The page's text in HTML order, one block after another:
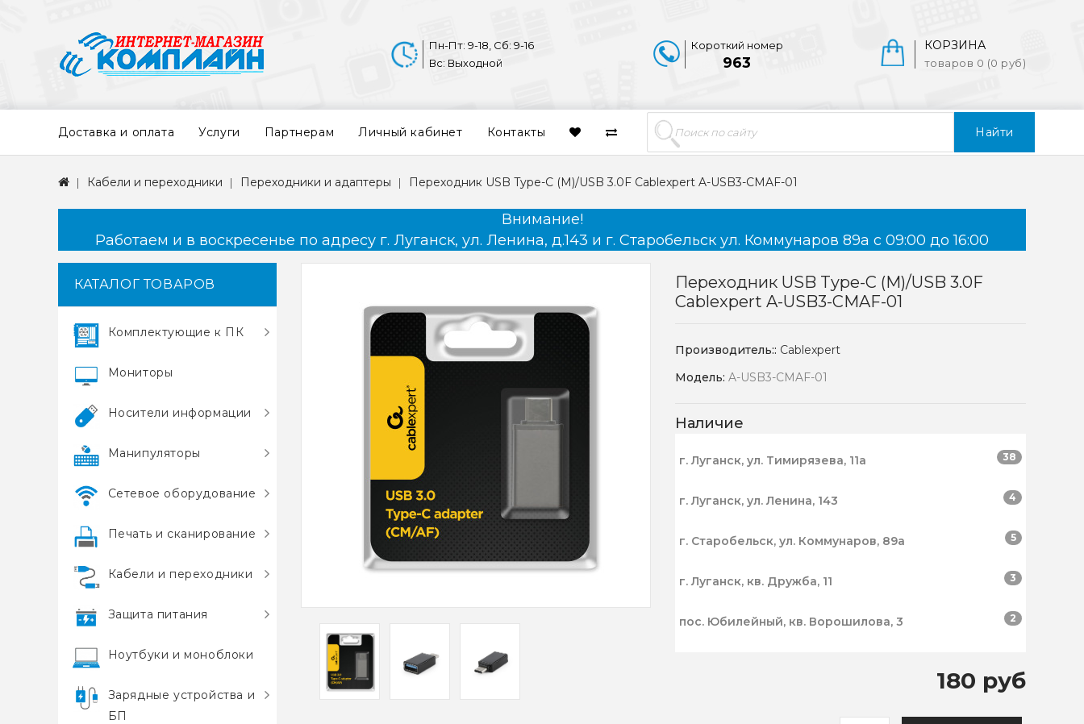
Найти
КОРЗИНА
товаров 0 (0 руб)
Короткий номер
963
Пн-Пт: 9-18, Сб: 9-16
Вс: Выходной
Доставка и оплата Услуги Партнерам Личный кабинет Контакты
Кабели и переходники Переходники и адаптеры Переходник USB Type-C (M)/USB 3.0F Cablexpert A-USB3-CMAF-01
Внимание!
Работаем и в воскресенье по адресу г. Луганск, ул. Ленина, д.143 и г. Старобельск ул. Коммунаров 89а с 09:00 до 16:00
КАТАЛОГ ТОВАРОВ
Комплектующие к ПК
Мониторы
Носители информации
Манипуляторы
Сетевое оборудование
Печать и сканирование
Кабели и переходники
Защита питания
Ноутбуки и моноблоки
Зарядные устройства и
БП
Переходник USB Type-C (M)/USB 3.0F
Cablexpert A-USB3-CMAF-01
Производитель:: Cablexpert
Модель:A-USB3-CMAF-01
Наличие
г. Луганск, ул. Тимирязева, 11а 38
г. Луганск, ул. Ленина, 143 4
г. Старобельск, ул. Коммунаров, 89а 5
г. Луганск, кв. Дружба, 11 3
пос. Юбилейный, кв. Ворошилова, 3 2
180 руб